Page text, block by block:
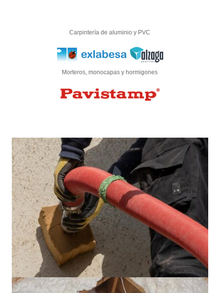
Carpintería de aluminio y PVC
Morteros, monocapas y hormigones